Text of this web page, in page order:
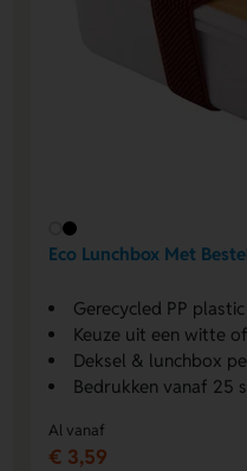
Eco Lunchbox Met
Gerecycled PP
Keuze uit een witte
Deksel & lunchbox
Bedrukken vanaf 25
Al vanaf
€ 3,59